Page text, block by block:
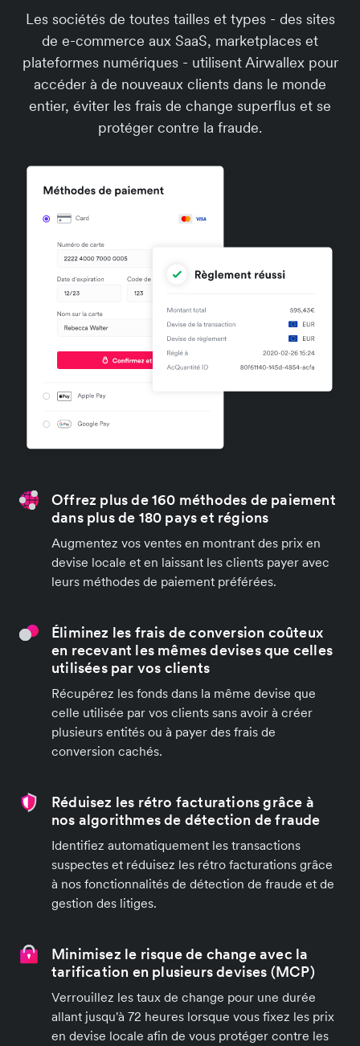
Les sociétés de toutes tailles et types - des sites
de e-commerce aux SaaS, marketplaces et
plateformes numériques - utilisent Airwallex pour
accéder à de nouveaux clients dans le monde
entier, éviter les frais de change superflus et se
protéger contre la fraude.
Offrez plus de 160 méthodes de paiement
dans plus de 180 pays et régions
Augmentez vos ventes en montrant des prix en
devise locale et en laissant les clients payer avec
leurs méthodes de paiement préférées.
Éliminez les frais de conversion coûteux
en recevant les mêmes devises que celles
utilisées par vos clients
Récupérez les fonds dans la même devise que
celle utilisée par vos clients sans avoir à créer
plusieurs entités ou à payer des frais de
conversion cachés.
Réduisez les rétro facturations grâce à
nos algorithmes de détection de fraude
Identifiez automatiquement les transactions
suspectes et réduisez les rétro facturations grâce
à nos fonctionnalités de détection de fraude et de
gestion des litiges.
Minimisez le risque de change avec la
tarification en plusieurs devises (MCP)
Verrouillez les taux de change pour une durée
allant jusqu'à 72 heures lorsque vous fixez les prix
en devise locale afin de vous protéger contre les